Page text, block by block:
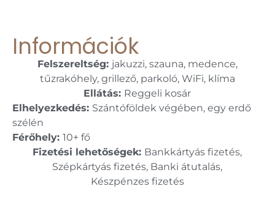
Információk
Felszereltség: jakuzzi, szauna, medence,
tűzrakóhely, grillező, parkoló, WiFi, klíma
Ellátás: Reggeli kosár
Elhelyezkedés: Szántóföldek végében, egy erdő
szélén
Férőhely: 10+ fő
Fizetési lehetőségek: Bankkártyás fizetés,
Szépkártyás fizetés, Banki átutalás,
Készpénzes fizetés